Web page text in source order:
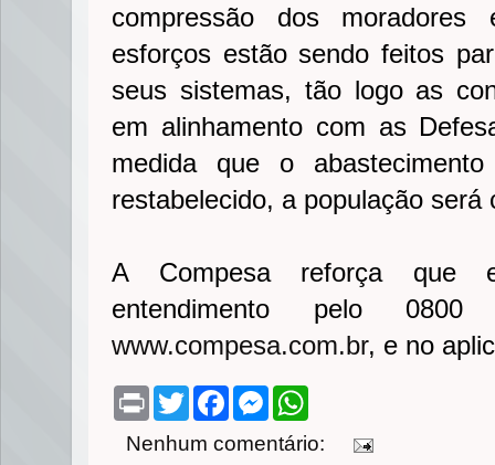
compressão dos
esforços estão sendo feitos
seus sistemas, tão logo as
em alinhamento com as
medida que o
restabelecido, a população
A Compesa reforça que
entendimento pelo
www.compesa.com.br, e no
P
n
T
w
t
F
e
M
s
t
Nenhum comentário: